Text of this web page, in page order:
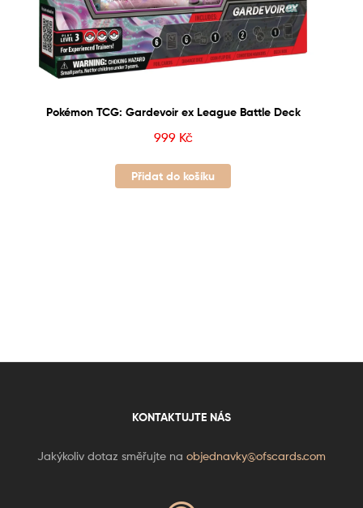
Pokémon TCG: Gardevoir ex League Battle Deck
999 Kč
Přidat do košíku
KONTAKTUJTE NÁS
Jakýkoliv dotaz směřujte na objednavky@ofscards.com